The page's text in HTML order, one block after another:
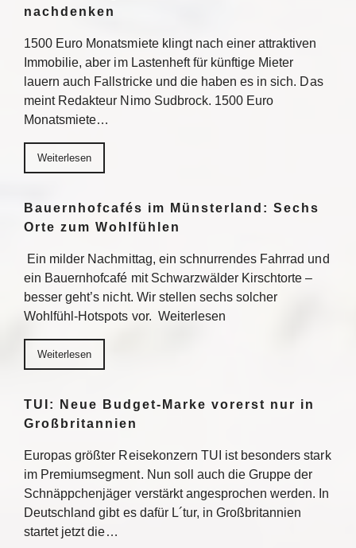
nachdenken
1500 Euro Monatsmiete klingt nach einer attraktiven
Immobilie, aber im Lastenheft für künftige Mieter
lauern auch Fallstricke und die haben es in sich. Das
meint Redakteur Nimo Sudbrock. 1500 Euro
Monatsmiete…
Weiterlesen
Bauernhofcafés im Münsterland: Sechs
Orte zum Wohlfühlen
Ein milder Nachmittag, ein schnurrendes Fahrrad und
ein Bauernhofcafé mit Schwarzwälder Kirschtorte –
besser geht’s nicht. Wir stellen sechs solcher
Wohlfühl-Hotspots vor. Weiterlesen
Weiterlesen
TUI: Neue Budget-Marke vorerst nur in
Großbritannien
Europas größter Reisekonzern TUI ist besonders stark
im Premiumsegment. Nun soll auch die Gruppe der
Schnäppchenjäger verstärkt angesprochen werden. In
Deutschland gibt es dafür L´tur, in Großbritannien
startet jetzt die…